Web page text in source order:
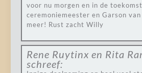
voor nu morgen en in de
ceremoniemeester en Garson
meer! Rust zacht Willy
Rene Ruytinx en Rita
schreef: